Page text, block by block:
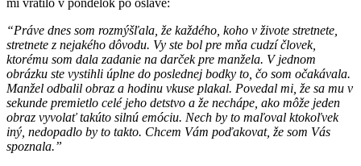
mi vrátilo v pondelok po oslave:
“Práve dnes som rozmýšľala, že každého, koho v živote stretnete,
stretnete z nejakého dôvodu. Vy ste bol pre mňa cudzí človek,
ktorému som dala zadanie na darček pre manžela. V jednom
obrázku ste vystihli úplne do poslednej bodky to, čo som očakávala.
Manžel odbalil obraz a hodinu vkuse plakal. Povedal mi, že sa mu v
sekunde premietlo celé jeho detstvo a že nechápe, ako môže jeden
obraz vyvolať takúto silnú emóciu. Nech by to maľoval ktokoľvek
iný, nedopadlo by to takto. Chcem Vám poďakovat, že som Vás
spoznala.”